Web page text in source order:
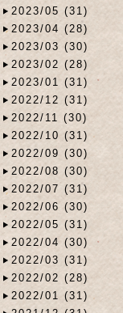
2023/05 (31)
2023/04 (28)
2023/03 (30)
2023/02 (28)
2023/01 (31)
2022/12 (31)
2022/11 (30)
2022/10 (31)
2022/09 (30)
2022/08 (30)
2022/07 (31)
2022/06 (30)
2022/05 (31)
2022/04 (30)
2022/03 (31)
2022/02 (28)
2022/01 (31)